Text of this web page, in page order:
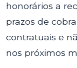
honorários a
prazos de
contratuais e
nos próximos